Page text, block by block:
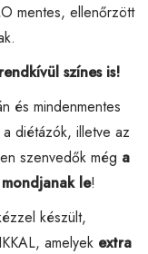
mentes, ellenőrzött
színes is!
és mindenmentes
diétázók, illetve az
szenvedők még a
le!
készült,
amelyek extra